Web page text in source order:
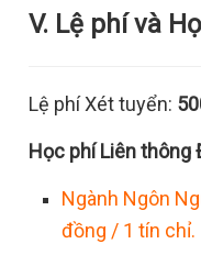
V. Lệ phí và
Lệ phí Xét tuyển:
Học phí Liên thông
Ngành Ngôn
đồng / 1 tín chỉ.